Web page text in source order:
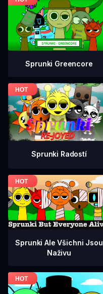
Sprunki Greencore
Sprunki Radostí
Sprunki Ale Všichni Jsou
Naživu